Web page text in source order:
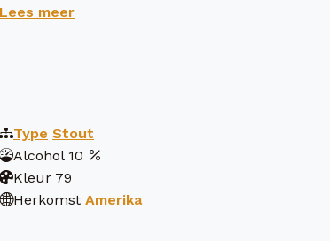
Lees meer
Type Stout
Alcohol 10
Kleur 79
Herkomst Amerika